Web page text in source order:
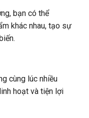
bạn có thể
khác nhau, tạo sự
cùng lúc nhiều
hoạt và tiện lợi